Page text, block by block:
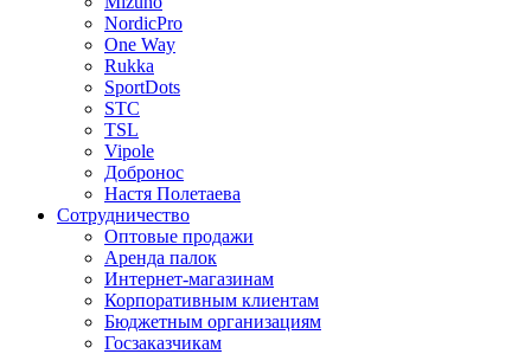
NordicPro
One Way
Rukka
SportDots
STC
TSL
Vipole
Добронос
Настя Полетаева
Сотрудничество
Оптовые продажи
Аренда палок
Интернет-магазинам
Корпоративным клиентам
Бюджетным организациям
Госзаказчикам